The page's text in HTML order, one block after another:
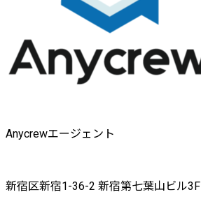
Anycrewエージェント
新宿区新宿1-36-2 新宿第七葉山ビル3F